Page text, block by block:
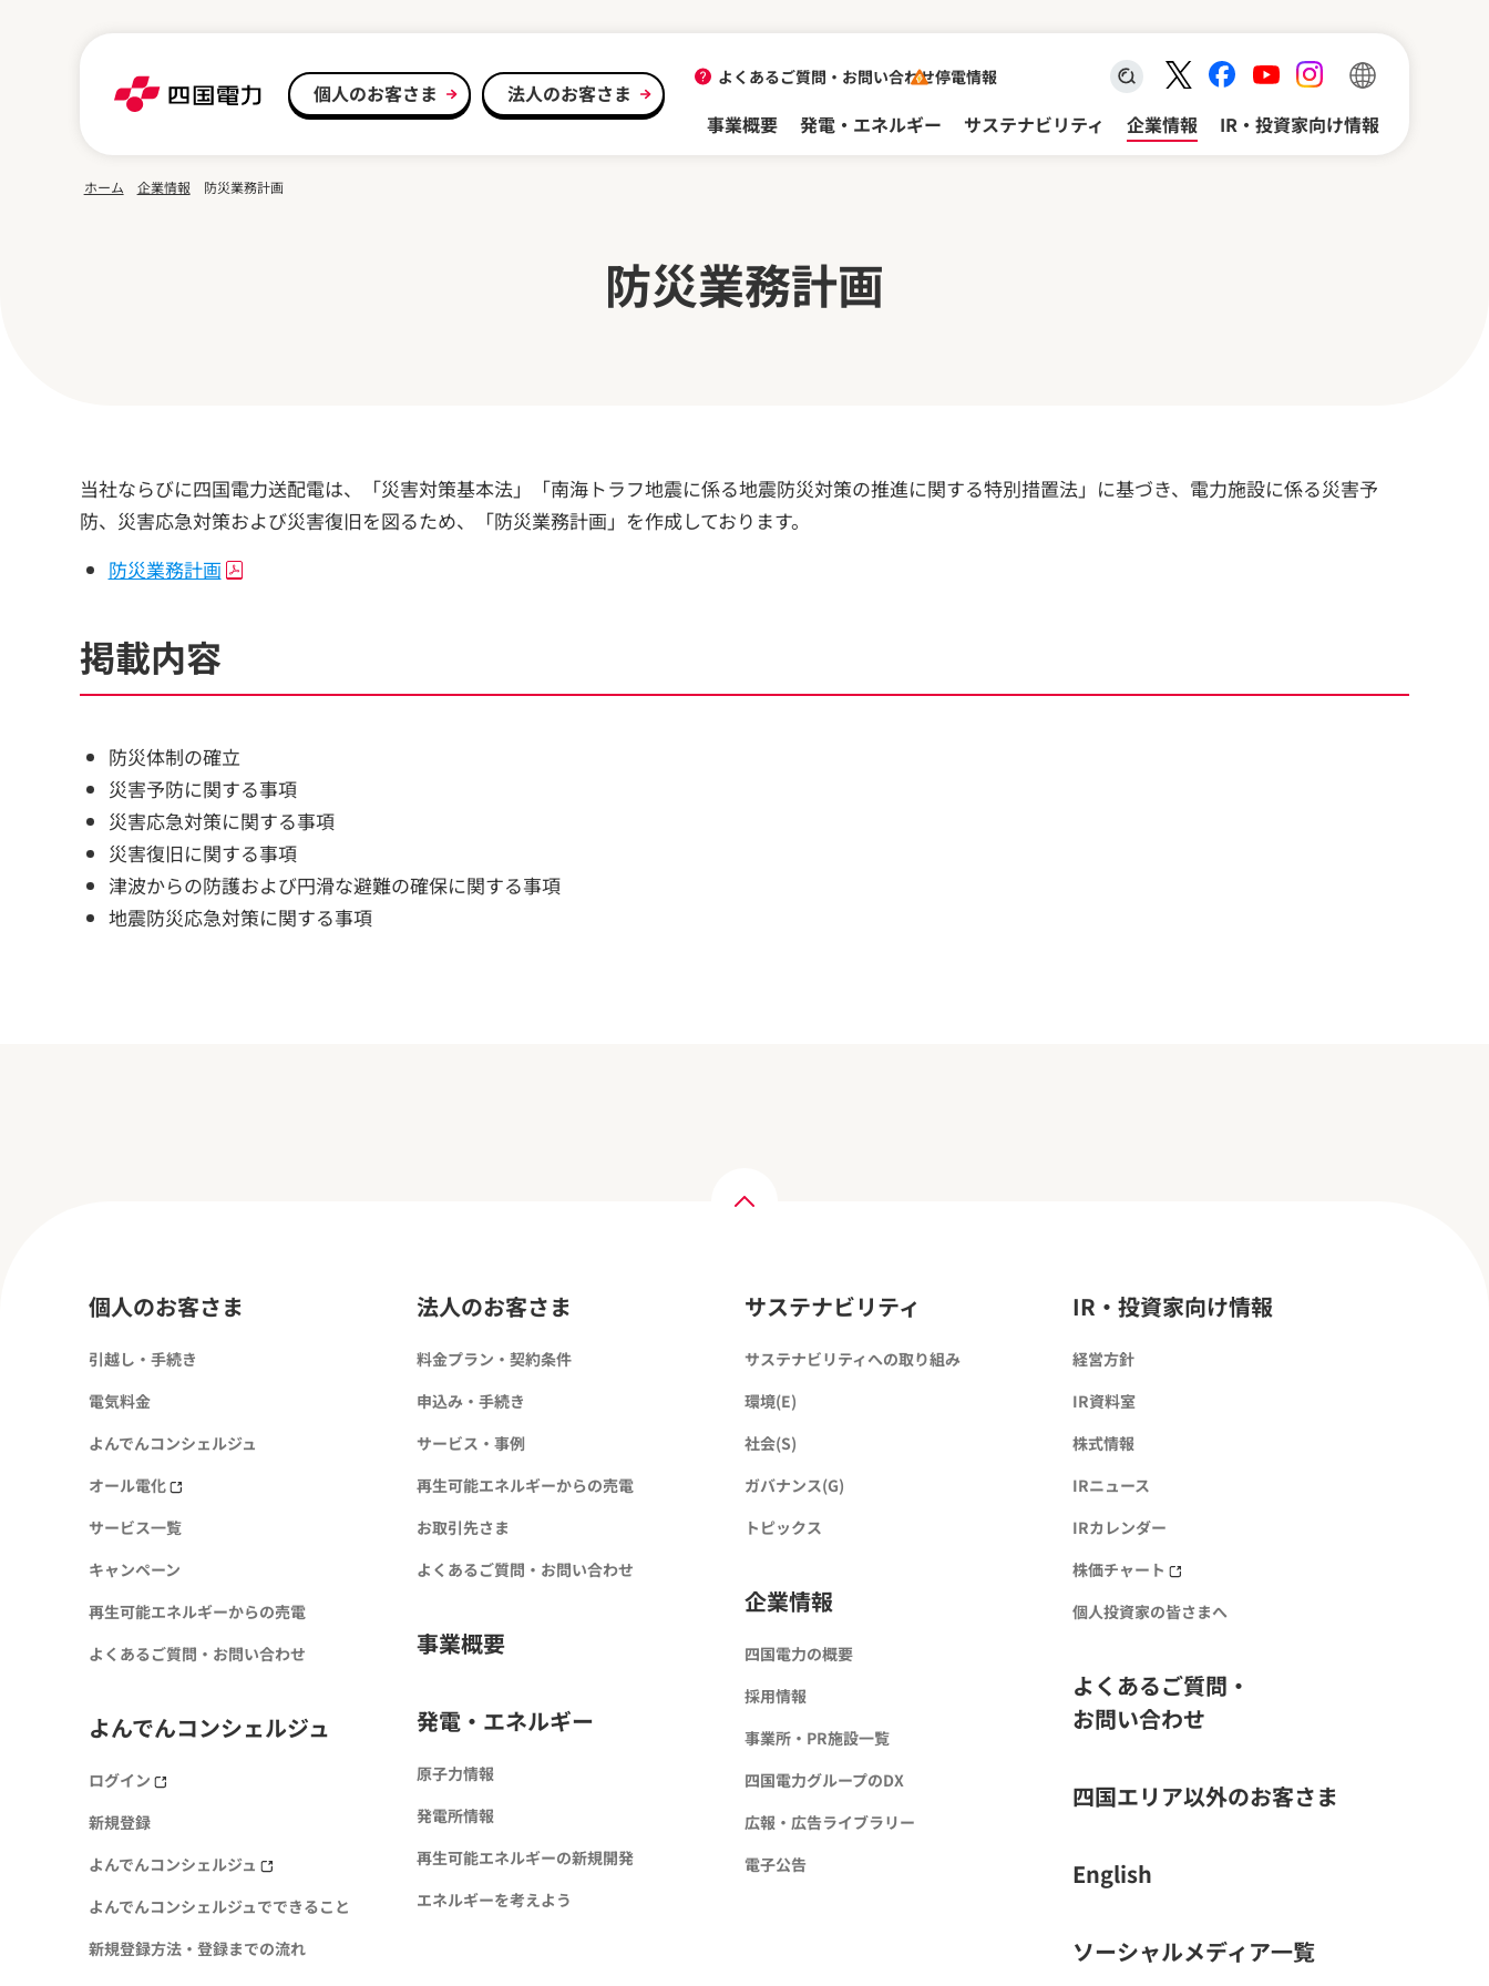
個人のお客さま
法人のお客さま
事業概要
発電・エネルギー サステナビリティ 企業情報 IR・投資家向け情報
よくあるご質問・ お問い合わせ停電情報
検索キーワード入力
ホーム 企業情報 防災業務計画
防災業務計画
当社ならびに四国電力送配電は、「災害対策基本法」「南海トラフ地震に係る地震防災対策の推進に関する特別措置法」に基づき、電力施設に係る災害予
防、災害応急対策および災害復旧を図るため、「防災業務計画」を作成しております。
防災業務計画
掲載内容
防災体制の確立
災害予防に関する事項
災害応急対策に関する事項
災害復旧に関する事項
津波からの防護および円滑な避難の確保に関する事項
地震防災応急対策に関する事項
個人のお客さま
引越し・手続き
電気料金
よんでんコンシェルジュ
オール電化
サービス一覧
キャンペーン
再生可能エネルギーからの売電
よくあるご質問・お問い合わせ
よんでんコンシェルジュ
ログイン
新規登録
よんでんコンシェルジュ
よんでんコンシェルジュでできること
新規登録方法・登録までの流れ
法人のお客さま
料金プラン・契約条件
申込み・手続き
サービス・事例
再生可能エネルギーからの売電
お取引先さま
よくあるご質問・お問い合わせ
事業概要
発電・エネルギー
原子力情報
発電所情報
再生可能エネルギーの新規開発
エネルギーを考えよう
サステナビリティ
サステナビリティへの取り組み
環境(E)
社会(S)
ガバナンス(G)
トピックス
企業情報
四国電力の概要
採用情報
事業所・PR施設一覧
四国電力グループのDX
広報・広告ライブラリー
電子公告
IR・投資家向け情報
経営方針
IR資料室
株式情報
IRニュース
IRカレンダー
株価チャート
個人投資家の皆さまへ
よくあるご質問・
お問い合わせ
四国エリア以外のお客さま
English
ソーシャルメディア一覧